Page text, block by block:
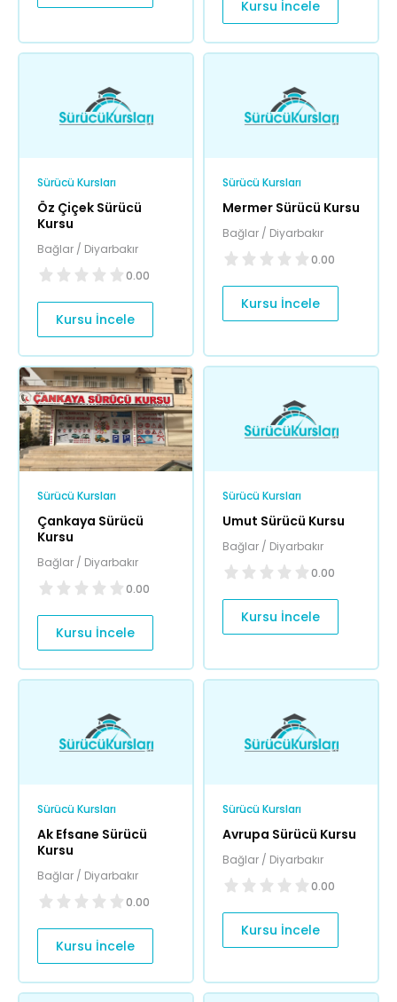
Kursu İncele
Sürücü Kursları
Öz Çiçek Sürücü
Kursu
Bağlar / Diyarbakır
0.00
Kursu İncele
Sürücü Kursları
Mermer Sürücü Kursu
Bağlar / Diyarbakır
0.00
Kursu İncele
Sürücü Kursları
Çankaya Sürücü
Kursu
Bağlar / Diyarbakır
0.00
Kursu İncele
Sürücü Kursları
Umut Sürücü Kursu
Bağlar / Diyarbakır
0.00
Kursu İncele
Sürücü Kursları
Ak Efsane Sürücü
Kursu
Bağlar / Diyarbakır
0.00
Kursu İncele
Sürücü Kursları
Avrupa Sürücü Kursu
Bağlar / Diyarbakır
0.00
Kursu İncele